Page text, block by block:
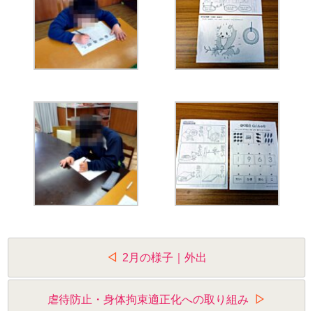
稿
2月の様子｜外出
虐待防止・身体拘束適正化への取り組み